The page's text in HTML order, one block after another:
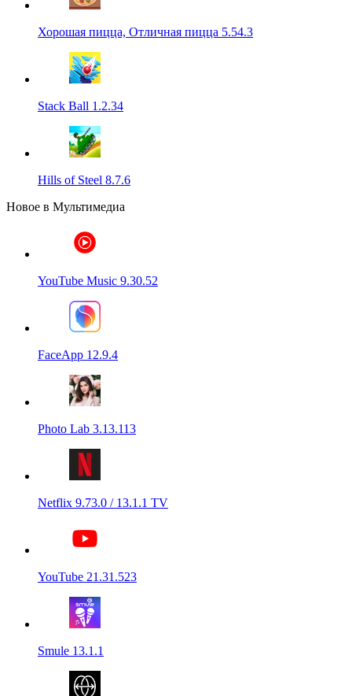
Хорошая пицца, Отличная пицца 5.54.3
Stack Ball 1.2.34
Hills of Steel 8.7.6
Новое в Мультимедиа
YouTube Music 9.30.52
FaceApp 12.9.4
Photo Lab 3.13.113
Netflix 9.73.0 / 13.1.1 TV
YouTube 21.31.523
Smule 13.1.1